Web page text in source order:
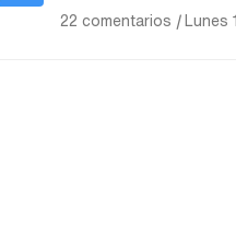
22 comentarios |Lunes